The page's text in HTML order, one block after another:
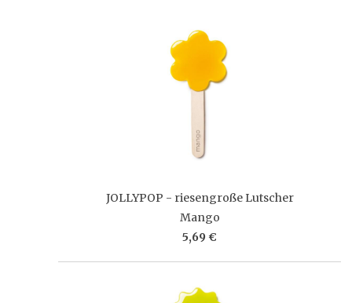
JOLLYPOP - riesengroße Lutscher
Mango
5,69 €